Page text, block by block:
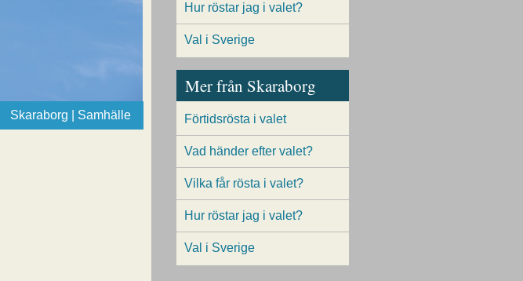
Skaraborg | Samhälle
Hur röstar jag i valet?
Val i Sverige
Mer från Skaraborg
Förtidsrösta i valet
Vad händer efter valet?
Vilka får rösta i valet?
Hur röstar jag i valet?
Val i Sverige